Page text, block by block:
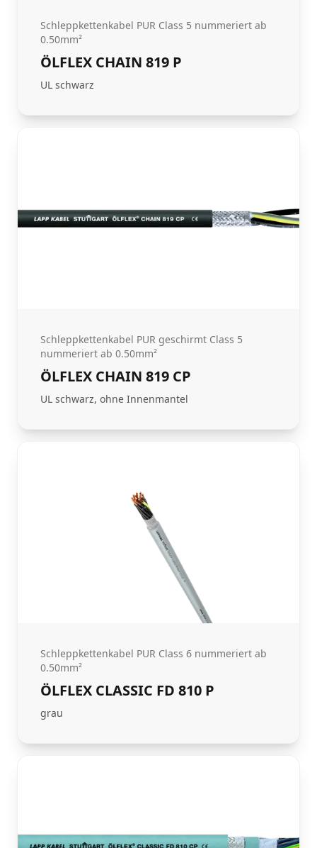
Schleppkettenkabel PUR Class 5 nummeriert ab
0.50mm²
ÖLFLEX CHAIN 819 P
UL schwarz
Schleppkettenkabel PUR geschirmt Class 5
nummeriert ab 0.50mm²
ÖLFLEX CHAIN 819 CP
UL schwarz, ohne Innenmantel
Schleppkettenkabel PUR Class 6 nummeriert ab
0.50mm²
ÖLFLEX CLASSIC FD 810 P
grau